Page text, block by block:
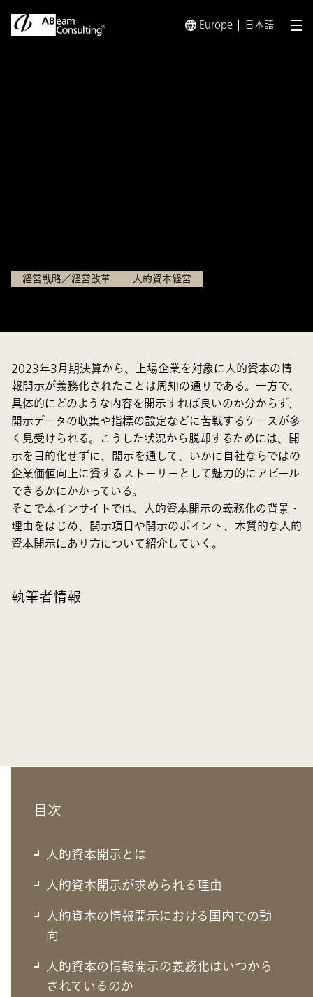
Europe 日本語 メ
経営戦略／経営改革 人的資本経営
2023年3月期決算から、上場企業を対象に人的資本の情
報開示が義務化されたことは周知の通りである。一方で、
具体的にどのような内容を開示すれば良いのか分からず、
開示データの収集や指標の設定などに苦戦するケースが多
く見受けられる。こうした状況から脱却するためには、開
示を目的化せずに、開示を通して、いかに自社ならではの
企業価値向上に資するストーリーとして魅力的にアピール
できるかにかかっている。
そこで本インサイトでは、人的資本開示の義務化の背景・
理由をはじめ、開示項目や開示のポイント、本質的な人的
資本開示にあり方について紹介していく。
執筆者情報
目次
人的資本開示とは
人的資本開示が求められる理由
人的資本の情報開示における国内での動
向
人的資本の情報開示の義務化はいつから
されているのか